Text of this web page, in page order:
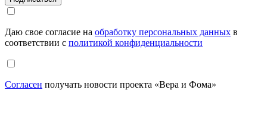
Даю свое согласие на обработку персональных данных в
соответствии с политикой конфиденциальности
Согласен получать новости проекта «Вера и Фома»